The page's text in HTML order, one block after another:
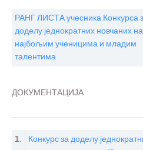
РАНГ ЛИСТА учесника Конкурса
доделу једнократних новчаних
најбољим ученицима и младим
талентима
ДОКУМЕНТАЦИЈА
1.
Конкурс за доделу